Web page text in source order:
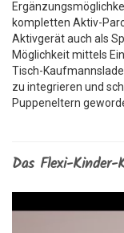
kompletten Aktiv-
Aktivgerät auch als
Möglichkeit mittels
Tisch-
zu integrieren und
Puppeneltern
Das Flexi-